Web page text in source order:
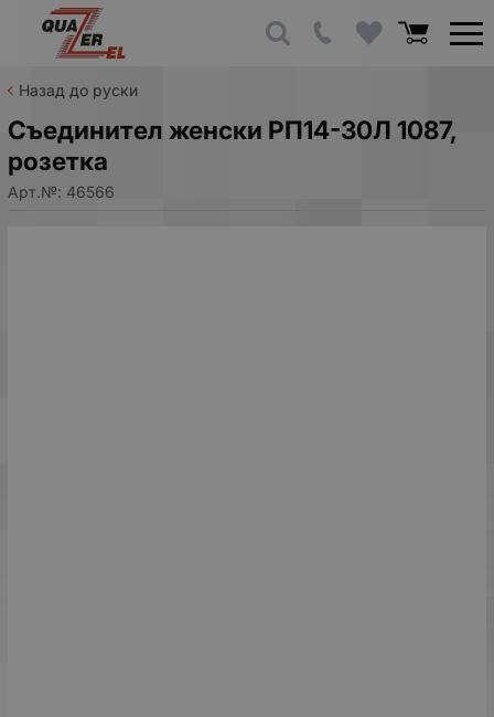
Назад до руски
Съединител женски РП14-30Л 1087,
розетка
Арт.№: 46566